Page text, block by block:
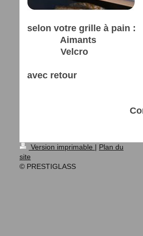
selon votre grille à pain :
Aimants
Velcro
avec retour
Version imprimable | Plan du
site
© PRESTIGLASS